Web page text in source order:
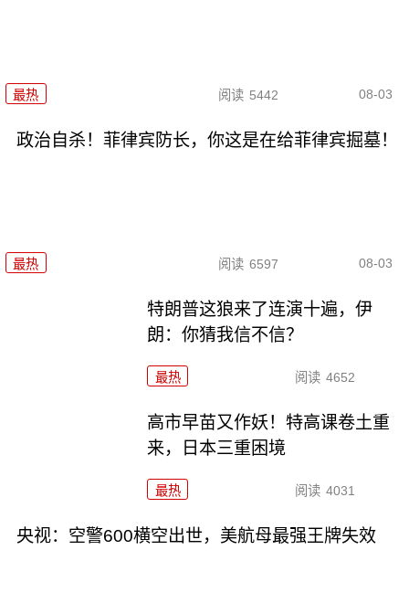
最热 阅读 5442 08-03
政治自杀！菲律宾防长，你这是在给菲律宾掘墓！
最热 阅读 6597 08-03
特朗普这狼来了连演十遍，伊
朗：你猜我信不信？
最热 阅读 4652
高市早苗又作妖！特高课卷土重
来，日本三重困境
最热 阅读 4031
央视：空警600横空出世，美航母最强王牌失效